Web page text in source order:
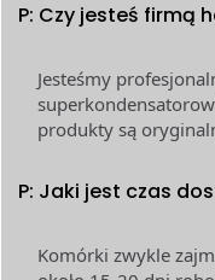
P: Czy jesteś firmą
Jesteśmy
produkty są
P: Jaki jest czas
Komórki zwykle